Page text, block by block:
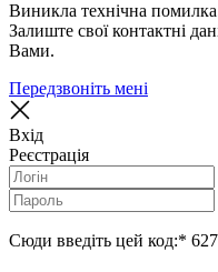
Виникла технічна
Залиште свої контактні
Вами.
Передзвоніть мені
Вхід
Реєстрація
Сюди введіть цей код:* 627